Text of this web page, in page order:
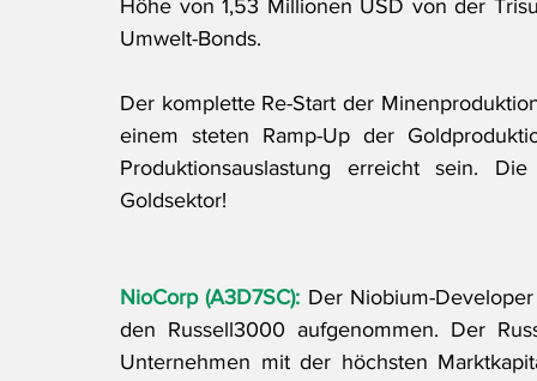
Höhe von 1,53 Millionen USD von der
Umwelt-Bonds.
Der komplette Re-Start der
einem steten Ramp-Up der
Produktionsauslastung erreicht sein.
Goldsektor!
NioCorp (A3D7SC): Der Niobium-
den Russell3000 aufgenommen. Der
Unternehmen mit der höchsten